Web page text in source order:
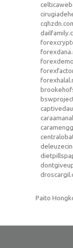
Paito